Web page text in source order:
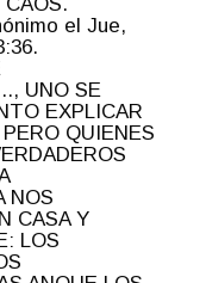
el Jue,
UNO SE
EXPLICAR
QUIENES
NOS
CASA Y
LOS